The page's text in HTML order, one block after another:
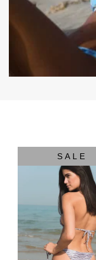
SALE